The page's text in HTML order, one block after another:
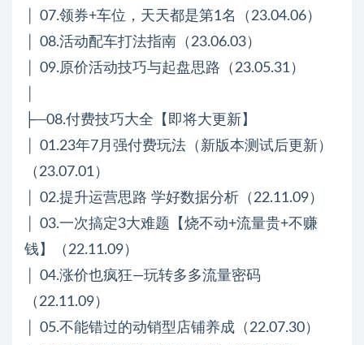
│ 07.领券+车位，天天都是第1名（23.04.06）
│ 08.活动配车打法指南（23.06.03）
│ 09.原价活动技巧与起盘思路（23.05.31）
├─08.付费技巧大全【即将大更新】
│ 01.23年7月强付费玩法（新版本测试后更新）
（23.07.01）
│ 02.提升运营思路 学好数据分析（22.11.09）
│ 03.一次搞定3大难题【烧不动+流量贵+不赚
钱】（22.11.09）
│ 04.涨价也疯狂—玩转多多流量密码
（22.11.09）
│ 05.不能错过的动销型店铺养成（22.07.30）